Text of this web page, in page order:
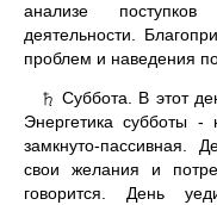
анализе
деятельности.
проблем и наведения
♄ Суббота. В этот
Энергетика субботы -
замкнуто-пассивная.
свои желания и
говорится. День